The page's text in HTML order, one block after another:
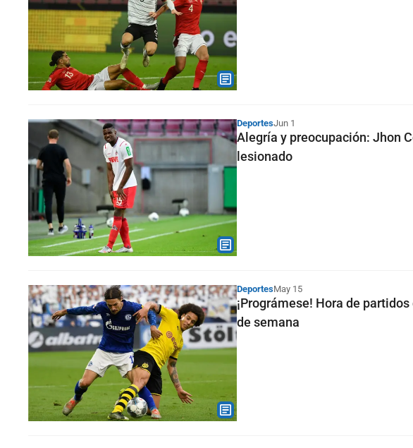
DeportesJun 1
Alegría y preocupación: Jhon
lesionado
DeportesMay 15
¡Prográmese! Hora de
de semana